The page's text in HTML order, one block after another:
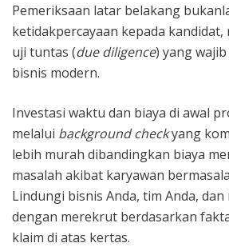
Pemeriksaan latar belakang
ketidakpercayaan kepada
uji tuntas (due diligence) yang
bisnis modern.
Investasi waktu dan biaya di awal
melalui background checkyang
lebih murah dibandingkan biaya
masalah akibat karyawan
Lindungi bisnis Anda, tim Anda,
dengan merekrut berdasarkan
klaim di atas kertas.